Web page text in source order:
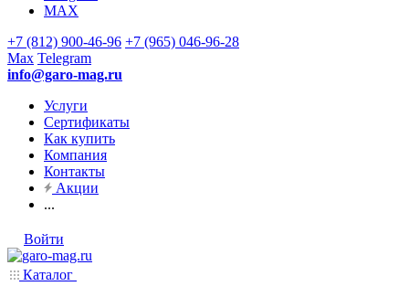
MAX
+7 (812) 900-46-96 +7 (965) 046-96-28
Max Telegram
info@garo-mag.ru
Услуги
Сертификаты
Как купить
Компания
Контакты
Акции
...
Войти
Каталог